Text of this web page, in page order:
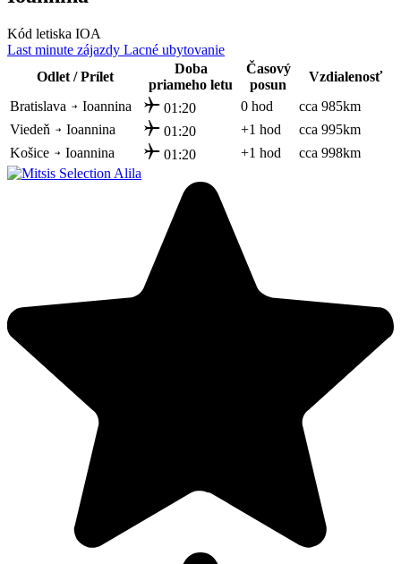
Kód letiska IOA
Last minute zájazdy Lacné ubytovanie
Odlet / Prílet
Doba
priameho letu
Časový
posun
Vzdialenosť
Bratislava
Ioannina 01:20 0 hod
cca 985km
Viedeň
Ioannina 01:20 +1 hod
cca 995km
Košice
Ioannina 01:20 +1 hod cca 998km